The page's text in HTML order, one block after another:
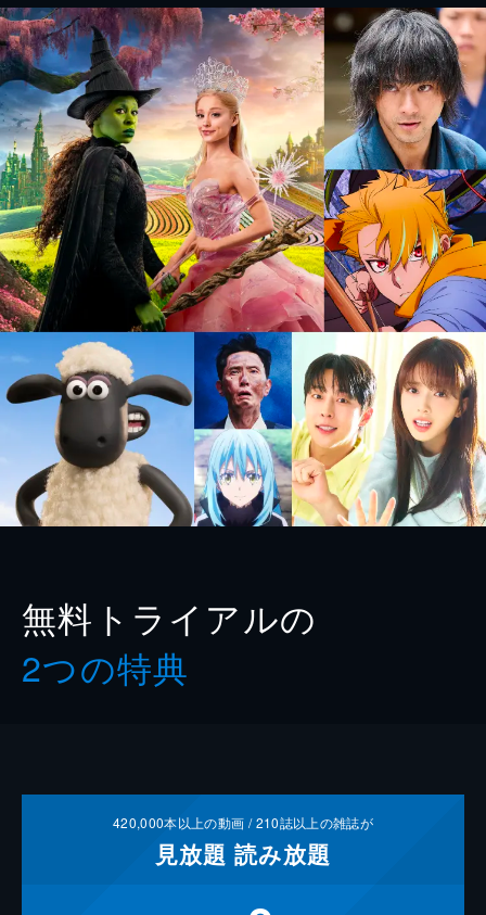
無料トライアルの
2つの特典
420,000本以上の動画 /210誌以上の雑誌が
見放題 読み放題